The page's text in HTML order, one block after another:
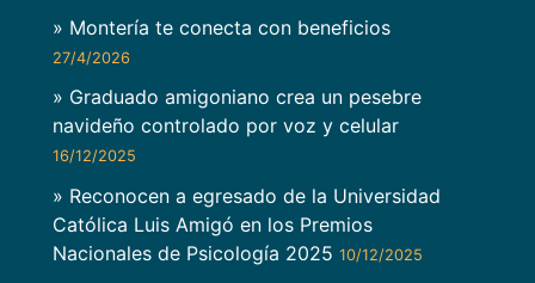
» Montería te conecta con beneficios
27/4/2026
» Graduado amigoniano crea un pesebre
navideño controlado por voz y celular
16/12/2025
» Reconocen a egresado de la Universidad
Católica Luis Amigó en los Premios
Nacionales de Psicología 2025 10/12/2025